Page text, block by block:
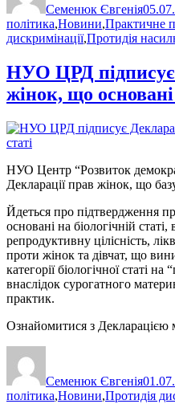
Семенюк Євгенія
політика,Новини,Практичне
дискримінації,Протидія
НУО ЦРД
жінок, що основані
НУО Центр “Розвиток
Декларації прав жінок, що
Йдеться про підтвердження
основані на біологічній
репродуктивну цілісність,
проти жінок та дівчат, що
категорії біологічної статі
внаслідок сурогатного
практик.
Ознайомитися з Декларацією
Семенюк Євгенія
політика,Новини,Протидія